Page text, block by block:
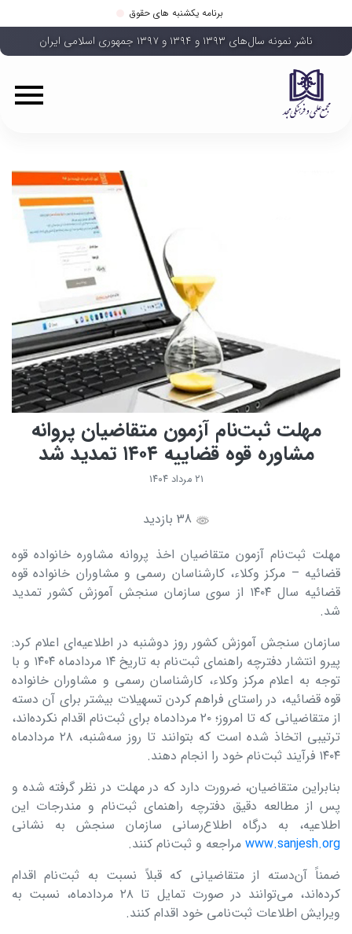
برنامه یکشنبه های حقوق
ناشر نمونه سال‌های ۱۳۹۳ و ۱۳۹۴ و ۱۳۹۷ جمهوری اسلامی ایران
مهلت ثبت‌نام آزمون متقاضیان پروانه
مشاوره قوه قضاییه ۱۴۰۴ تمدید شد
۲۱ مرداد ۱۴۰۴
38 بازدید
مهلت ثبت‌نام آزمون متقاضیان اخذ پروانه مشاوره خانواده قوه
قضائیه – مرکز وکلاء، کارشناسان رسمی و مشاوران خانواده قوه
قضائیه سال ۱۴۰۴ از سوی سازمان سنجش آموزش کشور تمدید
شد.
سازمان سنجش آموزش کشور روز دوشنبه در اطلاعیه‌ای اعلام کرد:
پیرو انتشار دفترچه راهنمای ثبت‌نام به تاریخ ۱۴ مردادماه ۱۴۰۴ و با
توجه به اعلام مرکز وکلاء، کارشناسان رسمی و مشاوران خانواده
قوه قضائیه، در راستای فراهم کردن تسهیلات بیشتر برای آن دسته
از متقاضیانی که تا امروز؛ ۲۰ مردادماه برای ثبت‌نام اقدام نکرده‌اند،
ترتیبی اتخاذ شده است که بتوانند تا روز ‌سه‌شنبه، ۲۸ مردادماه
۱۴۰۴ فرآیند ثبت‌نام خود را انجام دهند.
بنابراین متقاضیان، ضرورت دارد که در مهلت در نظر گرفته شده و
پس از مطالعه دقیق دفترچه راهنمای ثبت‌نام و مندرجات این
اطلاعیه، به درگاه اطلاع‌رسانی سازمان سنجش به نشانی
www.sanjesh.org مراجعه و ثبت‌نام کنند.
ضمناً آن‌دسته از متقاضیانی که قبلاً نسبت به ثبت‌نام اقدام
کرده‌اند، می‌توانند در صورت تمایل تا ۲۸ مردادماه، نسبت به
ویرایش اطلاعات ثبت‌نامی خود اقدام کنند.